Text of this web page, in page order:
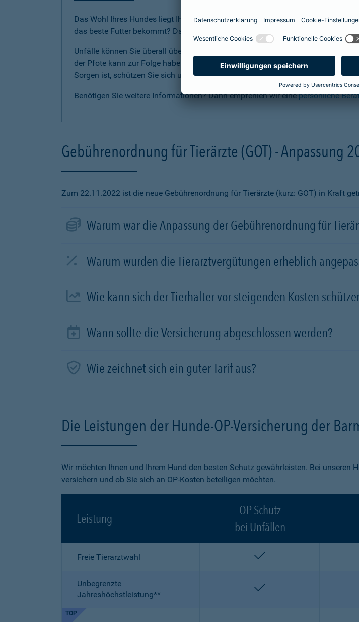
Das Wohl Ihres Hundes liegt Ihnen am Herzen? Uns auch. Sie sorgen täglich
das beste Futter bekommt? Dann sollten Sie für den Ernstfall mit einer
Unfälle können Sie überall überraschen. Egal ob zuhause oder unterwegs.
der Pfote kann zur Folge haben, dass Ihr Liebling unter Narkose operiert
Sorgen ist, schützen Sie sich und Ihren Hund mit einer Hunde-OP-Versicherung.
Benötigen Sie weitere Informationen? Dann empfehlen wir einepersönliche
Gebührenordnung für Tierärzte (GOT) - Anpassung
Zum 22.11.2022 ist die neue Gebührenordnung für Tierärzte (kurz: GOT) in Kraft
Warum war die Anpassung der Gebührenordnung für
Warum wurden die Tierarztvergütungen erheblich
Wie kann sich der Tierhalter vor steigenden Kosten
Wann sollte die Versicherung abgeschlossen werden?
Wie zeichnet sich ein guter Tarif aus?
Die Leistungen der Hunde-OP-Versicherung der
Wir möchten Ihnen und Ihrem Hund den besten Schutz gewährleisten. Bei unseren
versichern und ob Sie sich an OP-Kosten beteiligen möchten.
Leistung
OP-Schutz
bei Unfällen
Freie Tierarztwahl enthalten
Unbegrenzte
Jahreshöchstleistung**
enthalten
TOP